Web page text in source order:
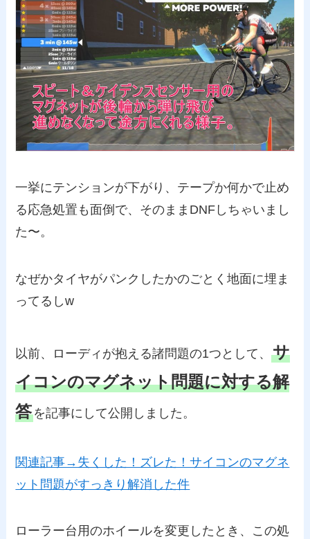
一挙にテンションが下がり、テープか何かで止め
る応急処置も面倒で、そのままDNFしちゃいまし
た〜。
なぜかタイヤがパンクしたかのごとく地面に埋ま
ってるしw
以前、ローディが抱える諸問題の1つとして、サ
イコンのマグネット問題に対する解
答を記事にして公開しました。
関連記事→失くした！ズレた！サイコンのマグネ
ット問題がすっきり解消した件
ローラー台用のホイールを変更したとき、この処